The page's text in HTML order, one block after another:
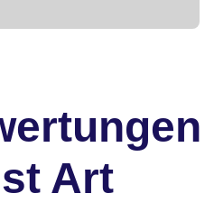
Art